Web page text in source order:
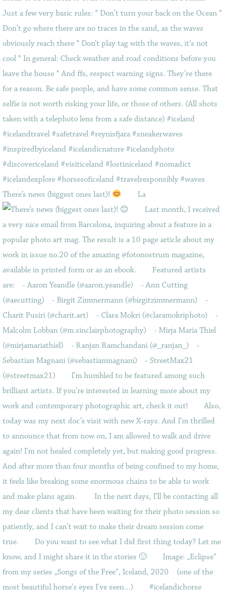
There’s news (biggest ones last)! ⠀ ⠀ La